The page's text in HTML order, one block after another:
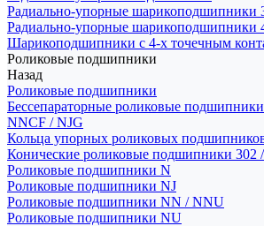
Радиально-упорные шарикоподшипники
Радиально-упорные шарикоподшипники
Шарикоподшипники с 4-х точечным
Роликовые подшипники
Назад
Роликовые подшипники
Бессепараторные роликовые
NNCF / NJG
Кольца упорных роликовых
Конические роликовые подшипники 302
Роликовые подшипники N
Роликовые подшипники NJ
Роликовые подшипники NN / NNU
Роликовые подшипники NU